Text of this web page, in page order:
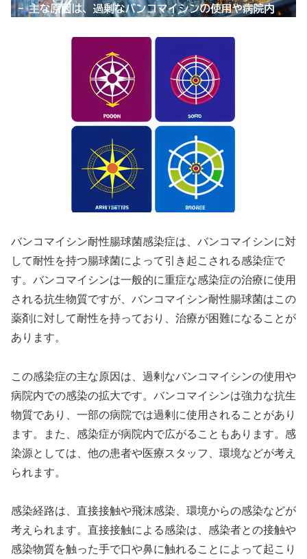
バンコマイシン耐性腸球菌感染症は、バンコマイシンに対
して耐性を持つ腸球菌によって引き起こされる感染症で
す。バンコマイシンは一般的に重症な感染症の治療に使用
される抗生物質ですが、バンコマイシン耐性腸球菌はこの
薬剤に対して耐性を持っており、治療が困難になることが
あります。
この感染症の主な原因は、過剰なバンコマイシンの使用や
病院内での感染の拡大です。バンコマイシンは強力な抗生
物質であり、一部の病院では過剰に使用されることがあり
ます。また、感染症が病院内で広がることもあります。感
染源としては、他の患者や医療スタッフ、環境などが考え
られます。
感染経路は、直接接触や飛沫感染、環境からの感染などが
考えられます。直接接触による感染は、感染者との接触や
感染物質を触った手で口や鼻に触れることによって起こり